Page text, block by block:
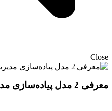
Close
معرفی 2 مدل پیاده‌سازی مدیریت دانش